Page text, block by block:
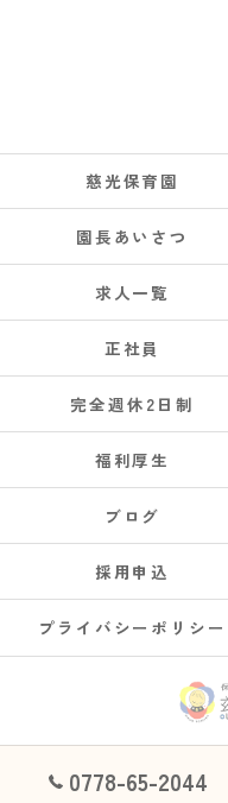
0778-65-2044
慈光保育園
園長あいさつ
求人一覧
正社員
完全週休2日制
福利厚生
ブログ
採用申込
プライバシーポリシー